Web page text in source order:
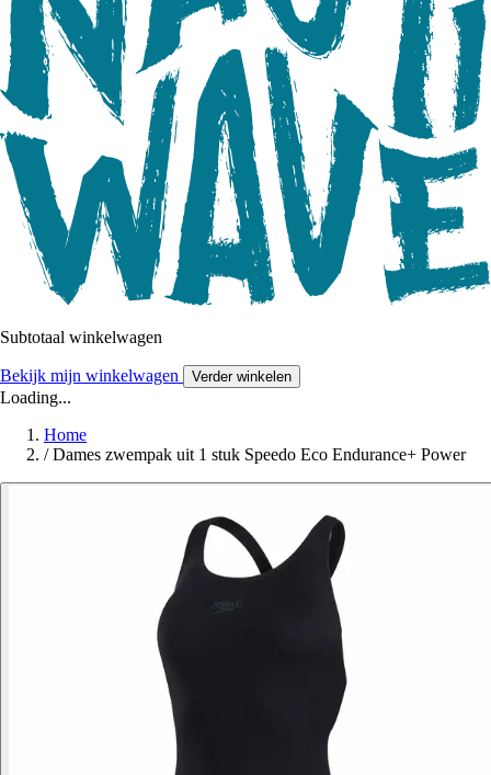
Subtotaal winkelwagen
Bekijk mijn winkelwagen Verder winkelen
Loading...
Home
/ Dames zwempak uit 1 stuk Speedo Eco Endurance+ Power